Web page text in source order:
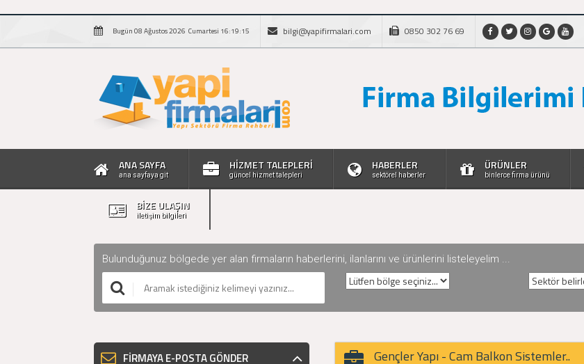
Bugün 08 Ağustos 2026 Cumartesi 16:19:16 bilgi@yapifirmalari.com 0850 302 76 69
ANA SAYFA
ana sayfaya git
HİZMET TALEPLERİ
güncel hizmet talepleri
HABERLER
sektörel haberler
ÜRÜNLER
binlerce firma ürünü
BİZE ULAŞIN
iletişim bilgileri
Bulunduğunuz bölgede yer alan firmaların haberlerini, ilanlarını ve ürünlerini listeleyelim ...
FİRMAYA E-POSTA GÖNDER Gençler Yapı - Cam Balkon Sistemler..